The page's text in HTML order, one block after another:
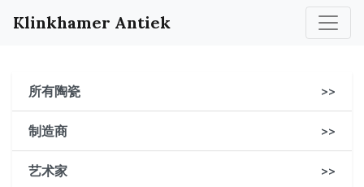
Klinkhamer Antiek
所有陶瓷 >>
制造商 >>
艺术家 >>